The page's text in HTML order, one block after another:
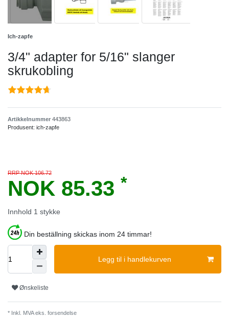
Ich-zapfe
3/4" adapter for 5/16" slanger
skrukobling
Artikkelnummer 443863
Produsent: ich-zapfe
RRP NOK 106.72
NOK 85.33 *
Innhold 1 stykke
Din beställning skickas inom 24 timmar!
Legg til i handlekurven
Ønskeliste
* Inkl. MVA eks. forsendelse